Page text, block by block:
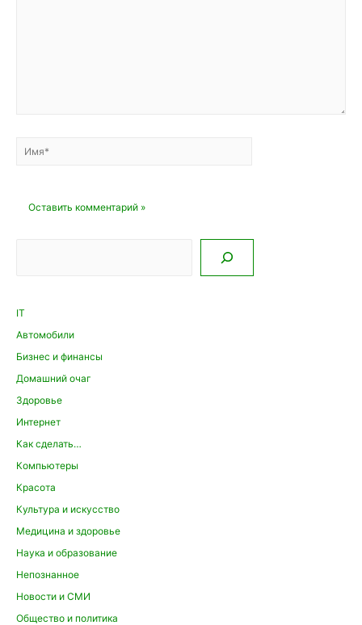
Имя*
IT
Автомобили
Бизнес и финансы
Домашний очаг
Здоровье
Интернет
Как сделать…
Компьютеры
Красота
Культура и искусство
Медицина и здоровье
Наука и образование
Непознанное
Новости и СМИ
Общество и политика